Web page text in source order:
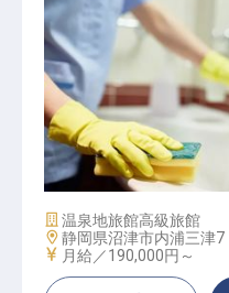
客室係その他 / 正社員
施設業態
温泉地旅館高級旅館
勤務地
静岡県沼津市内浦三津7
給与
月給／190,000円～